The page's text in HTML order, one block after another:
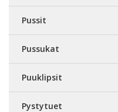
Pussit
Pussukat
Puuklipsit
Pystytuet